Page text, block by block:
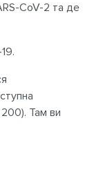
CoV-2 та де
Там ви